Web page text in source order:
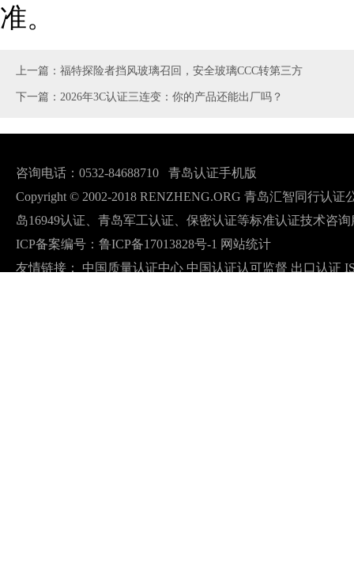
准。
上一篇：福特探险者挡风玻璃召回，安全玻璃CCC转第三方
下一篇：2026年3C认证三连变：你的产品还能出厂吗？
咨询电话：0532-84688710 青岛认证手机版
Copyright © 2002-2018 RENZHENG.ORG 青岛汇智同行认
岛16949认证、青岛军工认证、保密认证等标准认证技术咨
ICP备案编号： 鲁ICP备17013828号-1 网站统计
友情链接：
中国质量认证中心 中国认证认可监督 出口认证